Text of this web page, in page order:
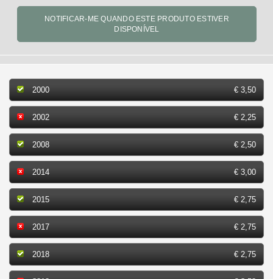
2000 € 3,50
2002 € 2,25
2008 € 2,50
2014 € 3,00
2015 € 2,75
2017 € 2,75
2018 € 2,75